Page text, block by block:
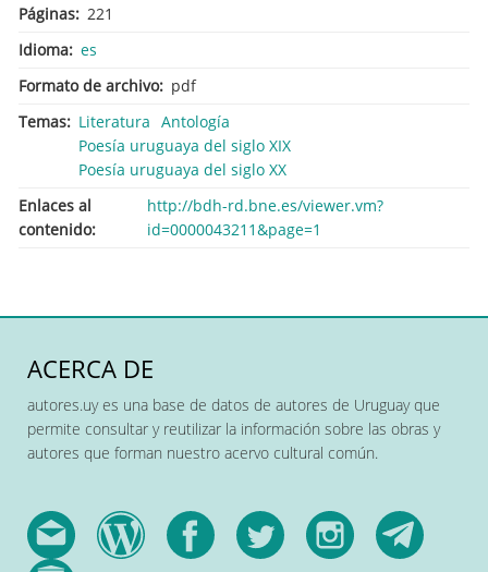
Páginas
221
Idioma es
Formato de archivo
pdf
Temas
Literatura Antología
Poesía uruguaya del siglo XIX
Poesía uruguaya del siglo XX
Enlaces al
contenido
http://bdh-rd.bne.es/viewer.vm?
id=0000043211&page=1
ACERCA DE
autores.uy es una base de datos de autores de Uruguay que
permite consultar y reutilizar la información sobre las obras y
autores que forman nuestro acervo cultural común.